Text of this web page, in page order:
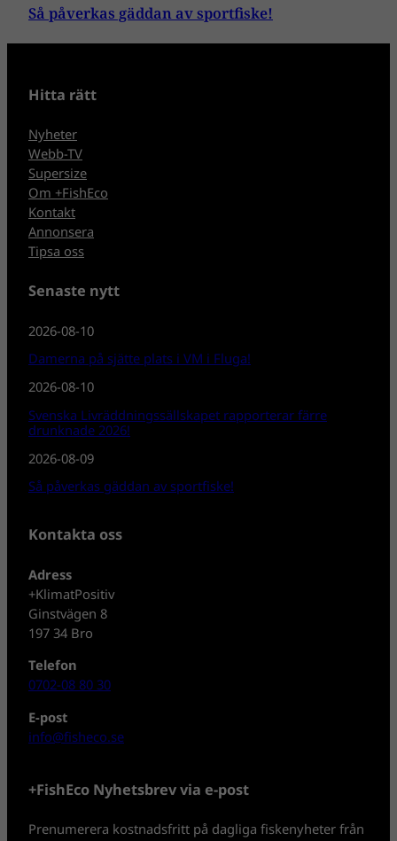
Så påverkas gäddan av sportfiske!
Hitta rätt
Nyheter
Webb-TV
Supersize
Om +FishEco
Kontakt
Annonsera
Tipsa oss
Senaste nytt
2026-08-10
Damerna på sjätte plats i VM i Fluga!
2026-08-10
Svenska Livräddningssällskapet rapporterar färre
drunknade 2026!
2026-08-09
Så påverkas gäddan av sportfiske!
Kontakta oss
Adress
+KlimatPositiv
Ginstvägen 8
197 34 Bro
Telefon
0702-08 80 30
E-post
info@fisheco.se
+FishEco Nyhetsbrev via e-post
Prenumerera kostnadsfritt på dagliga fiskenyheter från